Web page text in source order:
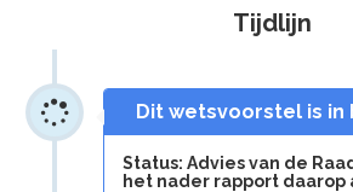
Tijdlijn
Dit wetsvoorstel is in
Status: Advies van de
het nader rapport daarop